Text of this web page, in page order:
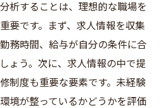
析することは、理想的な職場を
要です。まず、求人情報を収集
務時間、給与が自分の条件に合
ょう。次に、求人情報の中で提
制度も重要な要素です。未経験
境が整っているかどうかを評価